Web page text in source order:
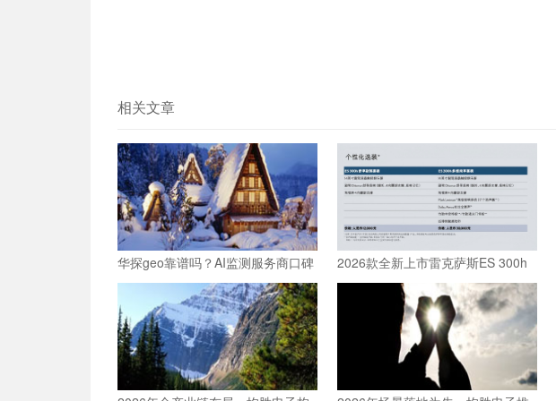
相关文章
华探geo靠谱吗？AI监测服务商口碑
与效果分析
2026款全新上市雷克萨斯ES 300h
车内乘坐空间体验全测评